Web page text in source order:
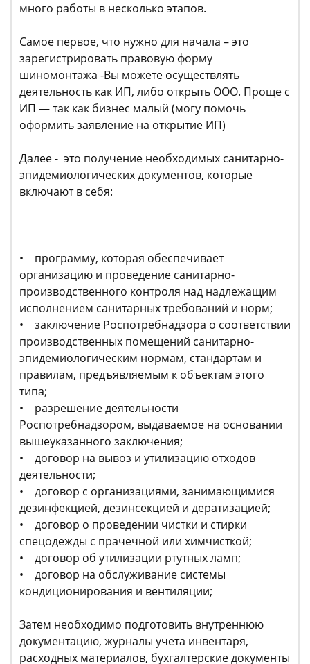
много работы в несколько этапов.
Самое первое, что нужно для начала – это
зарегистрировать правовую форму
шиномонтажа -Вы можете осуществлять
деятельность как ИП, либо открыть ООО. Проще с
ИП — так как бизнес малый (могу помочь
оформить заявление на открытие ИП)
Далее - это получение необходимых санитарно-
эпидемиологических документов, которые
включают в себя:
• программу, которая обеспечивает
организацию и проведение санитарно-
производственного контроля над надлежащим
исполнением санитарных требований и норм;
• заключение Роспотребнадзора о соответствии
производственных помещений санитарно-
эпидемиологическим нормам, стандартам и
правилам, предъявляемым к объектам этого
типа;
• разрешение деятельности
Роспотребнадзором, выдаваемое на основании
вышеуказанного заключения;
• договор на вывоз и утилизацию отходов
деятельности;
• договор с организациями, занимающимися
дезинфекцией, дезинсекцией и дератизацией;
• договор о проведении чистки и стирки
спецодежды с прачечной или химчисткой;
• договор об утилизации ртутных ламп;
• договор на обслуживание системы
кондиционирования и вентиляции;
Затем необходимо подготовить внутреннюю
документацию, журналы учета инвентаря,
расходных материалов, бухгалтерские документы